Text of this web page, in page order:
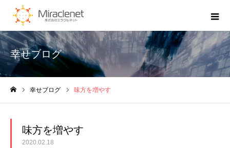
幸せブログ
幸せブログ 味方を増やす
味方を増やす
2020.02.18